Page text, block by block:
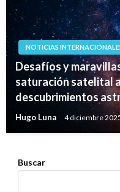
NOTICIAS
Desafíos y
saturación satelital
descubrimientos
Hugo Luna 4 diciembre
Buscar